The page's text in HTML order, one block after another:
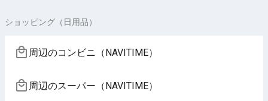
ショッピング（日用品）
周辺のコンビニ（NAVITIME）
周辺のスーパー（NAVITIME）